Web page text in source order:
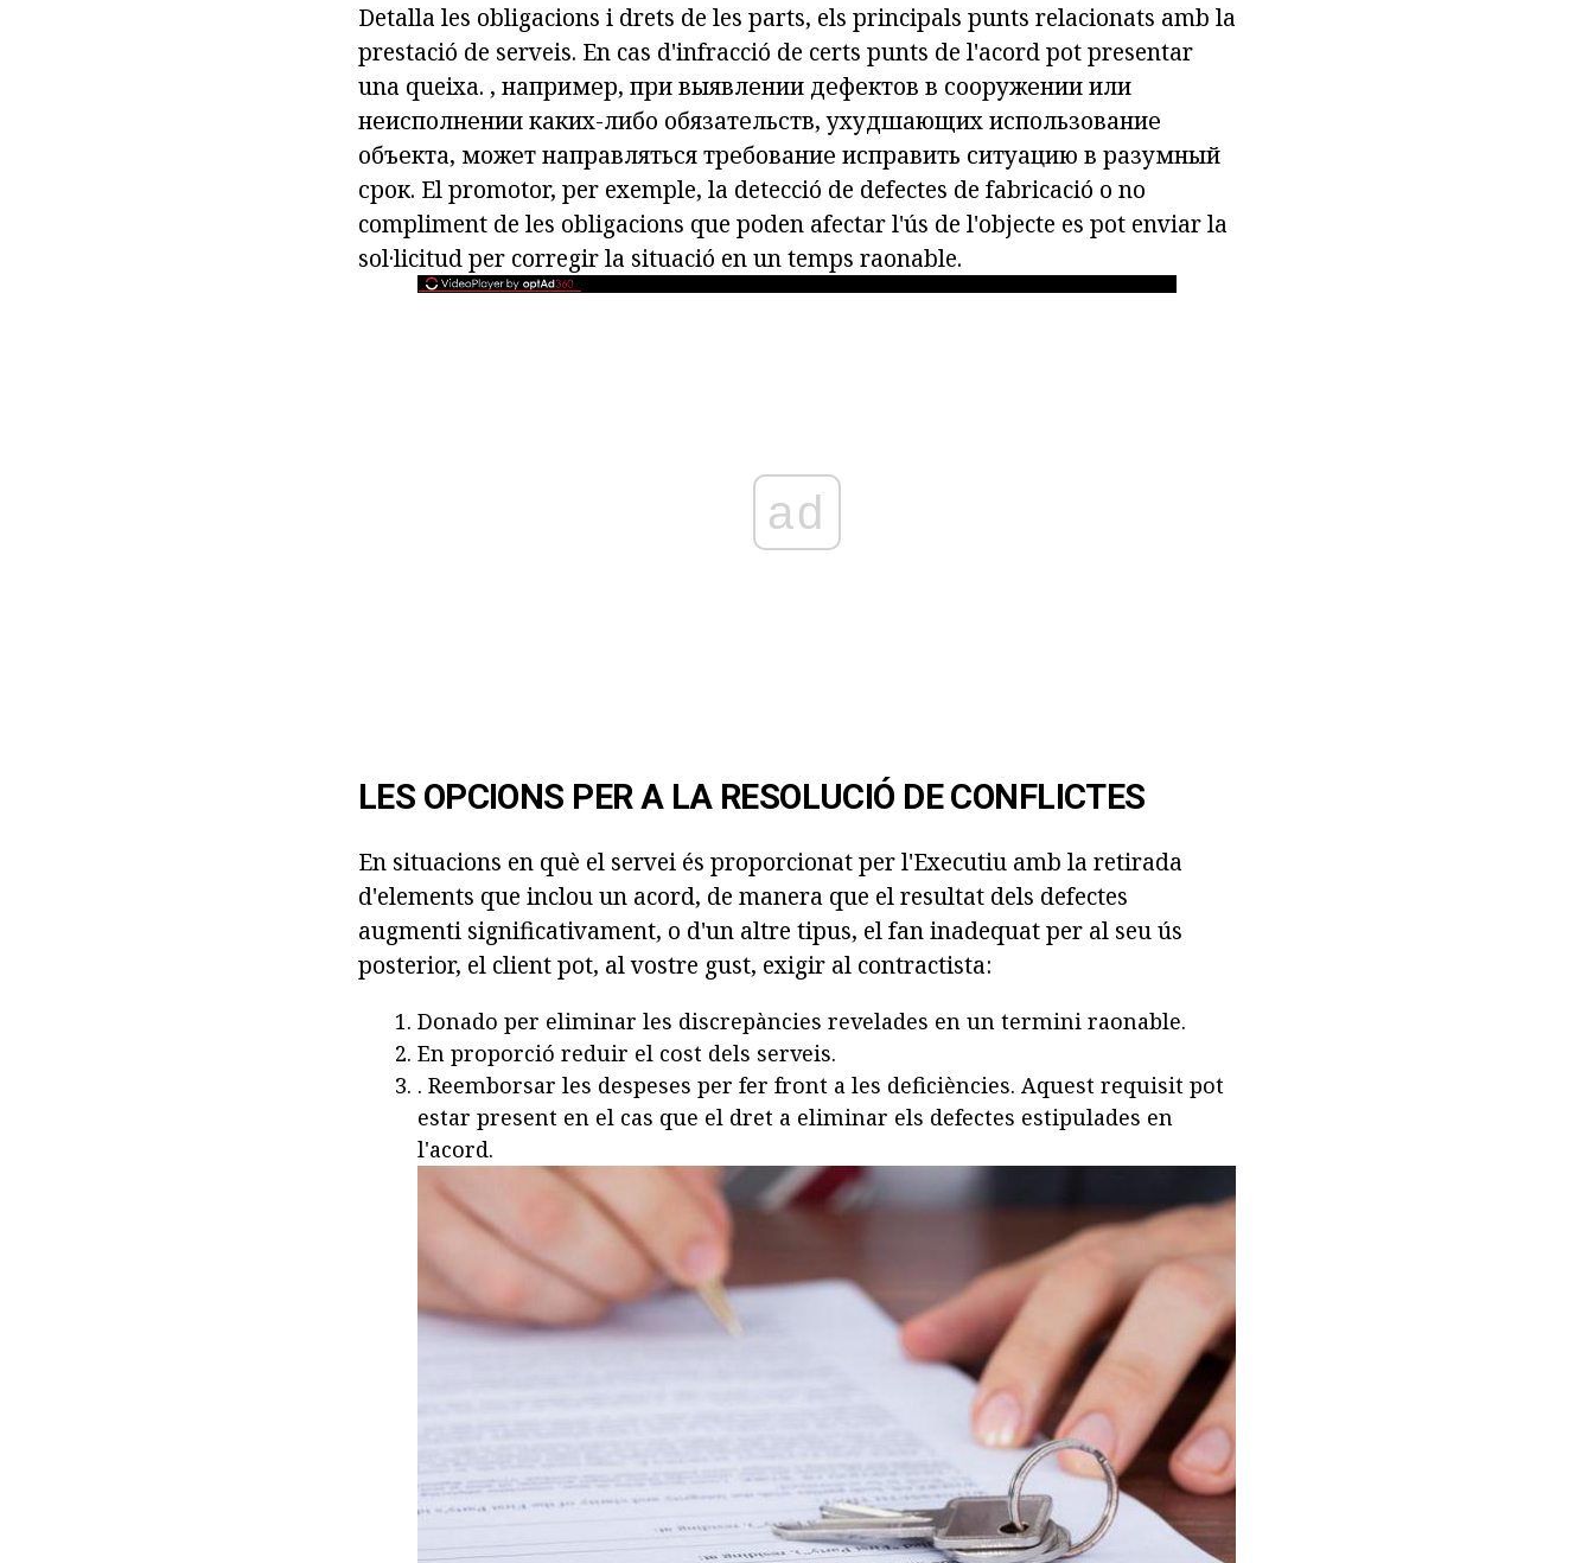
Detalla les obligacions i drets de les parts, els principals punts relacionats amb la
prestació de serveis. En cas d'infracció de certs punts de l'acord pot presentar
una queixa. , например, при выявлении дефектов в сооружении или
неисполнении каких-либо обязательств, ухудшающих использование
объекта, может направляться требование исправить ситуацию в разумный
срок. El promotor, per exemple, la detecció de defectes de fabricació o no
compliment de les obligacions que poden afectar l'ús de l'objecte es pot enviar la
sol·licitud per corregir la situació en un temps raonable.
ad
LES OPCIONS PER A LA RESOLUCIÓ DE CONFLICTES
En situacions en què el servei és proporcionat per l'Executiu amb la retirada
d'elements que inclou un acord, de manera que el resultat dels defectes
augmenti significativament, o d'un altre tipus, el fan inadequat per al seu ús
posterior, el client pot, al vostre gust, exigir al contractista:
Donado per eliminar les discrepàncies revelades en un termini raonable.
En proporció reduir el cost dels serveis.
. Reemborsar les despeses per fer front a les deficiències. Aquest requisit pot
estar present en el cas que el dret a eliminar els defectes estipulades en
l'acord.